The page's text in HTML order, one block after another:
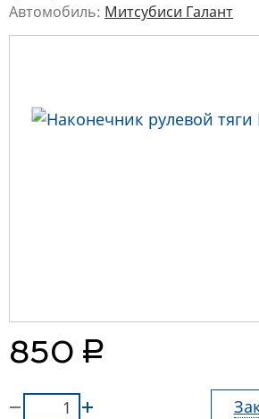
Автомобиль: Митсубиси Галант
850 руб.